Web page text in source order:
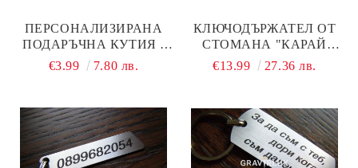
ПЕРСОНАЛИЗИРАНА
ПОДАРЪЧНА КУТИЯ -
ДОБАВИ КЪМ
€3.99 7.80 лв.
КЛЮЧОДЪРЖАТЕЛ ОТ
СТОМАНА "КАРАЙ
РАЗУМНО! ЧАКАМ ТЕ! С
€13.99 27.36 лв.